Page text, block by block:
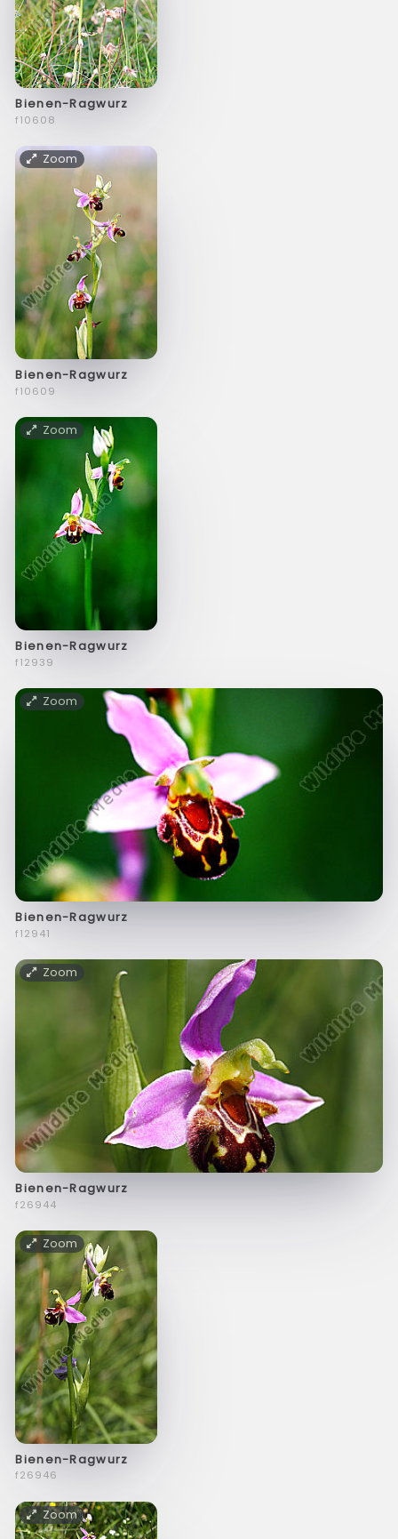
Bienen-Ragwurz
f10608
Zoom
Bienen-Ragwurz
f10609
Zoom
Bienen-Ragwurz
f12939
Zoom
Bienen-Ragwurz
f12941
Zoom
Bienen-Ragwurz
f26944
Zoom
Bienen-Ragwurz
f26946
Zoom